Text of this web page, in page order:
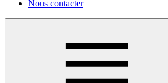
Nous contacter